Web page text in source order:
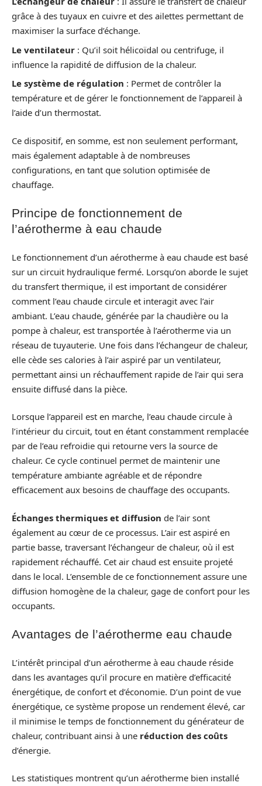
grâce à des tuyaux en cuivre et des ailettes permettant de
maximiser la surface d’échange.
Le ventilateur : Qu’il soit hélicoïdal ou centrifuge, il
influence la rapidité de diffusion de la chaleur.
Le système de régulation : Permet de contrôler la
température et de gérer le fonctionnement de l’appareil à
l’aide d’un thermostat.
Ce dispositif, en somme, est non seulement performant,
mais également adaptable à de nombreuses
configurations, en tant que solution optimisée de
chauffage.
Principe de fonctionnement de
l’aérotherme à eau chaude
Le fonctionnement d’un aérotherme à eau chaude est basé
sur un circuit hydraulique fermé. Lorsqu’on aborde le sujet
du transfert thermique, il est important de considérer
comment l’eau chaude circule et interagit avec l’air
ambiant. L’eau chaude, générée par la chaudière ou la
pompe à chaleur, est transportée à l’aérotherme via un
réseau de tuyauterie. Une fois dans l’échangeur de chaleur,
elle cède ses calories à l’air aspiré par un ventilateur,
permettant ainsi un réchauffement rapide de l’air qui sera
ensuite diffusé dans la pièce.
Lorsque l’appareil est en marche, l’eau chaude circule à
l’intérieur du circuit, tout en étant constamment remplacée
par de l’eau refroidie qui retourne vers la source de
chaleur. Ce cycle continuel permet de maintenir une
température ambiante agréable et de répondre
efficacement aux besoins de chauffage des occupants.
Échanges thermiques et diffusion de l’air sont
également au cœur de ce processus. L’air est aspiré en
partie basse, traversant l’échangeur de chaleur, où il est
rapidement réchauffé. Cet air chaud est ensuite projeté
dans le local. L’ensemble de ce fonctionnement assure une
diffusion homogène de la chaleur, gage de confort pour les
occupants.
Avantages de l’aérotherme eau chaude
L’intérêt principal d’un aérotherme à eau chaude réside
dans les avantages qu’il procure en matière d’efficacité
énergétique, de confort et d’économie. D’un point de vue
énergétique, ce système propose un rendement élevé, car
il minimise le temps de fonctionnement du générateur de
chaleur, contribuant ainsi à une réduction des coûts
d’énergie.
Les statistiques montrent qu’un aérotherme bien installé